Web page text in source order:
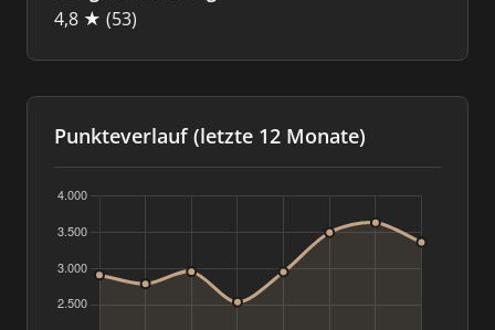
4,8 ★ (53)
Punkteverlauf (letzte 12 Monate)